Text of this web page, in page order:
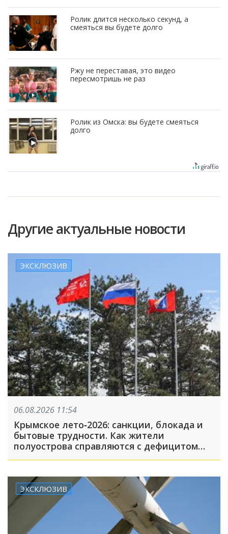
Ролик длится несколько секунд, а
смеяться вы будете долго
Ржу не переставая, это видео
пересмотришь не раз
Ролик из Омска: вы будете смеяться
долго
Другие актуальные новости
ЭКСКЛЮЗИВ
06.08.2026 11:54
Крымское лето‑2026: санкции, блокада и
бытовые трудности. Как жители
полуострова справляются с дефицитом
топлива, света и воды
ЭКСКЛЮЗИВ